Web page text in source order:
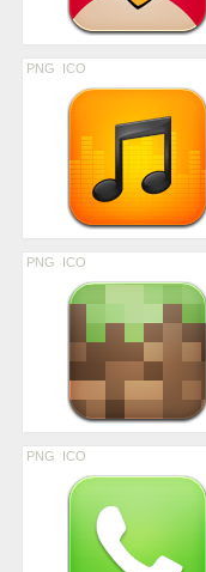
PNG ICO
PNG ICO
PNG ICO